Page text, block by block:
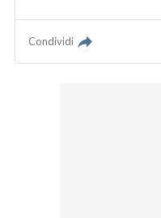
Condividi